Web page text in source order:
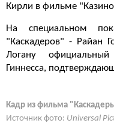
Кирли в фильме
На специальном
"Каскадеров" - Райан
Логану
Гиннесса,
Кадр из фильма
Источник фото: Universal